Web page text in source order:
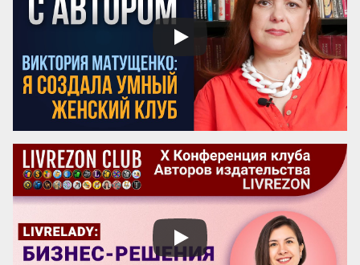
Эти вопросы особенно актуальны для
женщин-новаторов, которые
разрабатывают авторские методики, но
сталкиваются с трудностями в их
продвижении и институ...